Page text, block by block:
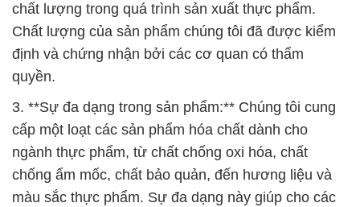
chất lượng trong quá trình sản xuất thực phẩm.
Chất lượng của sản phẩm chúng tôi đã được kiểm
định và chứng nhận bởi các cơ quan có thẩm
quyền.
3. **Sự đa dạng trong sản phẩm:** Chúng tôi cung
cấp một loạt các sản phẩm hóa chất dành cho
ngành thực phẩm, từ chất chống oxi hóa, chất
chống ẩm mốc, chất bảo quản, đến hương liệu và
màu sắc thực phẩm. Sự đa dạng này giúp cho các